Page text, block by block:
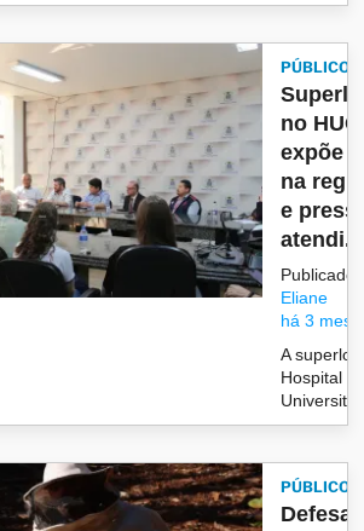
PÚBLICO
no
expõe
na
e
atendi...
Publicado
Eliane
há 3
A
Hospital
PÚBLICO
Defesa